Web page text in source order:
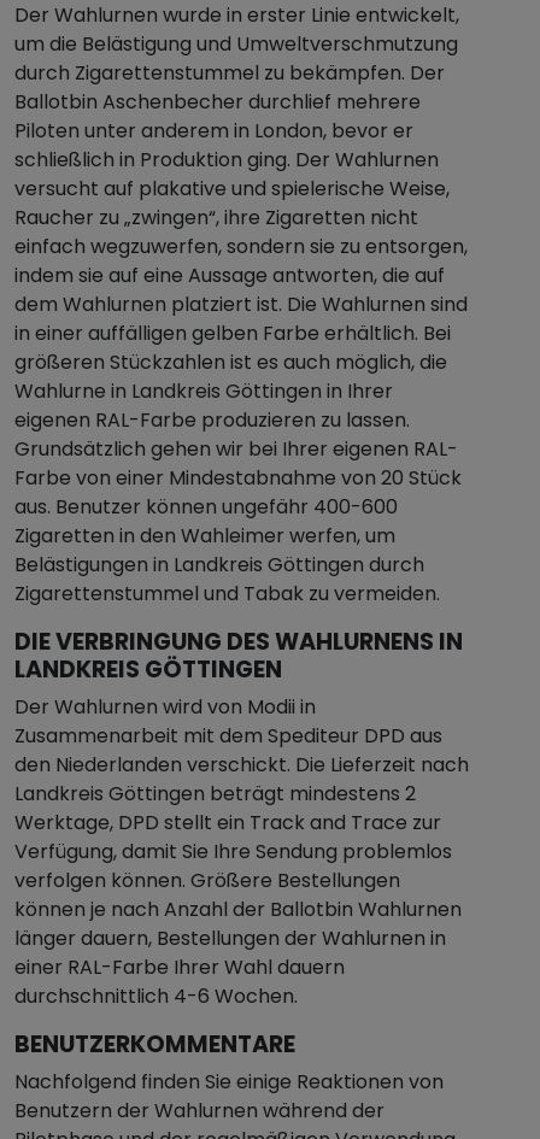
Der Wahlurnen wurde in erster Linie entwickelt,
um die Belästigung und Umweltverschmutzung
durch Zigarettenstummel zu bekämpfen. Der
Ballotbin Aschenbecher durchlief mehrere
Piloten unter anderem in London, bevor er
schließlich in Produktion ging. Der Wahlurnen
versucht auf plakative und spielerische Weise,
Raucher zu „zwingen“, ihre Zigaretten nicht
einfach wegzuwerfen, sondern sie zu entsorgen,
indem sie auf eine Aussage antworten, die auf
dem Wahlurnen platziert ist. Die Wahlurnen sind
in einer auffälligen gelben Farbe erhältlich. Bei
größeren Stückzahlen ist es auch möglich, die
Wahlurne in Landkreis Göttingen in Ihrer
eigenen RAL-Farbe produzieren zu lassen.
Grundsätzlich gehen wir bei Ihrer eigenen RAL-
Farbe von einer Mindestabnahme von 20 Stück
aus. Benutzer können ungefähr 400-600
Zigaretten in den Wahleimer werfen, um
Belästigungen in Landkreis Göttingen durch
Zigarettenstummel und Tabak zu vermeiden.
DIE VERBRINGUNG DES WAHLURNENS IN
LANDKREIS GÖTTINGEN
Der Wahlurnen wird von Modii in
Zusammenarbeit mit dem Spediteur DPD aus
den Niederlanden verschickt. Die Lieferzeit nach
Landkreis Göttingen beträgt mindestens 2
Werktage, DPD stellt ein Track and Trace zur
Verfügung, damit Sie Ihre Sendung problemlos
verfolgen können. Größere Bestellungen
können je nach Anzahl der Ballotbin Wahlurnen
länger dauern, Bestellungen der Wahlurnen in
einer RAL-Farbe Ihrer Wahl dauern
durchschnittlich 4-6 Wochen.
BENUTZERKOMMENTARE
Nachfolgend finden Sie einige Reaktionen von
Benutzern der Wahlurnen während der